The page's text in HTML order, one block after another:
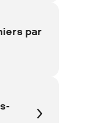
par